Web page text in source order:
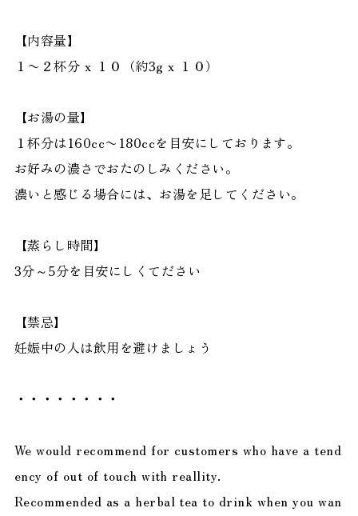
【内容量】
１〜２杯分 x １０（約3g x １０）
【お湯の量】
１杯分は160cc〜180ccを目安にしております。
お好みの濃さでおたのしみください。
濃いと感じる場合には、お湯を足してください。
【蒸らし時間】
3分～5分を目安にしくてださい
【禁忌】
妊娠中の人は飲用を避けましょう
・・・・・・・・
We would recommend for customers who have a tend
ency of out of touch with reallity.
Recommended as a herbal tea to drink when you wan